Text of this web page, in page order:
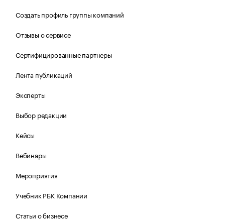
Создать профиль группы компаний
Отзывы о сервисе
Сертифицированные партнеры
Лента публикаций
Эксперты
Выбор редакции
Кейсы
Вебинары
Мероприятия
Учебник РБК Компании
Статьи о бизнесе